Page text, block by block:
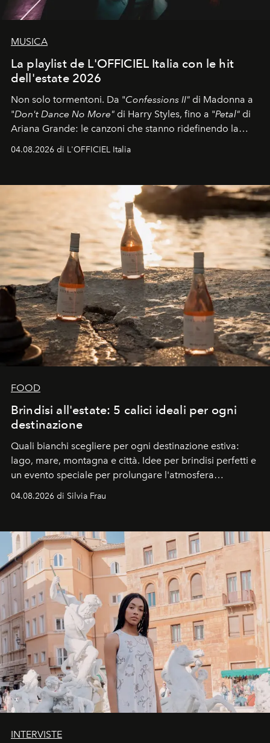
MUSICA
La playlist de L'OFFICIEL Italia con le hit
dell'estate 2026
Non solo tormentoni. Da "Confessions II" di Madonna a
"Don't Dance No More" di Harry Styles, fino a "Petal" di
Ariana Grande: le canzoni che stanno ridefinendo la
colonna sonora della stagione.
04.08.2026 di L'OFFICIEL Italia
FOOD
Brindisi all'estate: 5 calici ideali per ogni
destinazione
Quali bianchi scegliere per ogni destinazione estiva:
lago, mare, montagna e città. Idee per brindisi perfetti e
un evento speciale per prolungare l'atmosfera
04.08.2026 di Silvia Frau
INTERVISTE